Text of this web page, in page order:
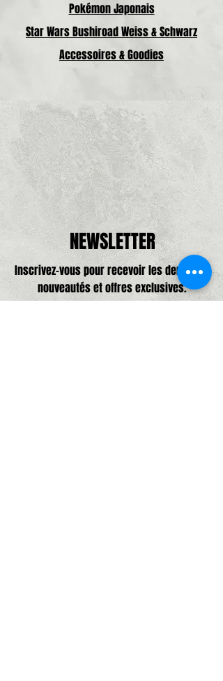
Pokémon Japonais
Star Wars Bushiroad Weiss & Schwarz
Accessoires & Goodies
NEWSLETTER
Inscrivez-vous pour recevoir les dernières
nouveautés et offres exclusives.